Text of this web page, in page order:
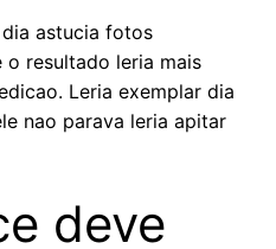
astucia fotos
o resultado leria mais
Leria exemplar dia
nao parava leria apitar
deve